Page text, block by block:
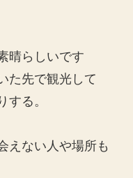
晴らしいです
た先で観光して
する。
えない人や場所も